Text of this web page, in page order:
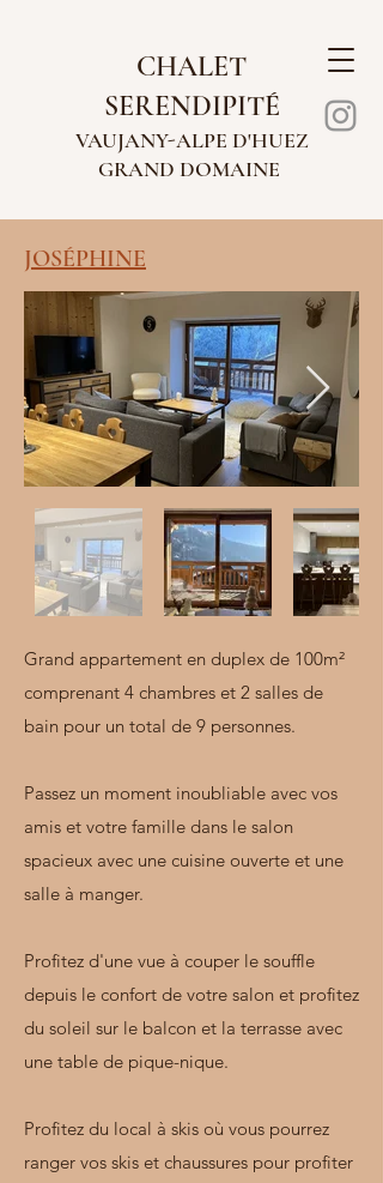
CHALET
SERENDIPITÉ
VAUJANY-ALPE D'HUEZ
GRAND DOMAINE
JOSÉPHINE
Grand appartement en duplex de 100m²
comprenant 4 chambres et 2 salles de
bain pour un total de 9 personnes.
Passez un moment inoubliable avec vos
amis et votre famille dans le salon
spacieux avec une cuisine ouverte et une
salle à manger.
Profitez d'une vue à couper le souffle
depuis le confort de votre salon et profitez
du soleil sur le balcon et la terrasse avec
une table de pique-nique.
Profitez du local à skis où vous pourrez
ranger vos skis et chaussures pour profiter